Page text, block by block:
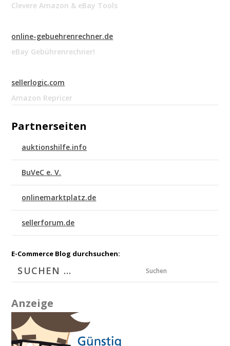
Clevere Amazon & eBay Tools
online-gebuehrenrechner.de
eBay Gebührenrechner!
sellerlogic.com
Amazon Repricer
Partnerseiten
auktionshilfe.info
BuVeC e. V.
onlinemarktplatz.de
sellerforum.de
E-Commerce Blog durchsuchen:
Suchen
Anzeige